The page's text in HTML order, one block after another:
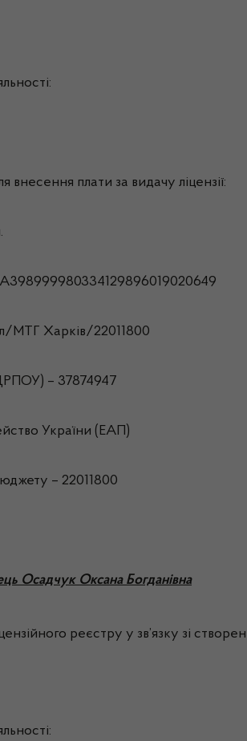
внесення плати за видачу ліцензії:
МТГ Харкiв/22011800
– 37874947
України (ЕАП)
– 22011800
Осадчук Оксана Богданівна
реєстру у зв’язку зі